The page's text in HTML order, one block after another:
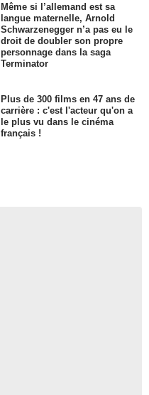
Même si l’allemand est sa
langue maternelle, Arnold
Schwarzenegger n’a pas eu le
droit de doubler son propre
personnage dans la saga
Terminator
Plus de 300 films en 47 ans de
carrière : c'est l'acteur qu'on a
le plus vu dans le cinéma
français !